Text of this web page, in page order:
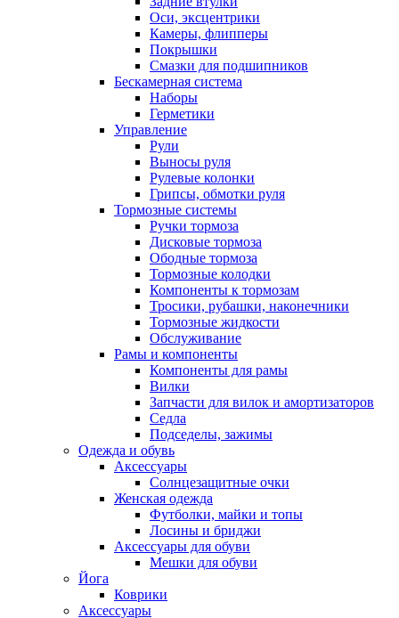
Оси, эксцентрики
Камеры, флипперы
Покрышки
Смазки для подшипников
Бескамерная система
Наборы
Герметики
Управление
Рули
Выносы руля
Рулевые колонки
Грипсы, обмотки руля
Тормозные системы
Ручки тормоза
Дисковые тормоза
Ободные тормоза
Тормозные колодки
Компоненты к тормозам
Тросики, рубашки, наконечники
Тормозные жидкости
Обслуживание
Рамы и компоненты
Компоненты для рамы
Вилки
Запчасти для вилок и амортизаторов
Седла
Подседелы, зажимы
Одежда и обувь
Аксессуары
Солнцезащитные очки
Женская одежда
Футболки, майки и топы
Лосины и бриджи
Аксессуары для обуви
Мешки для обуви
Йога
Коврики
Аксессуары